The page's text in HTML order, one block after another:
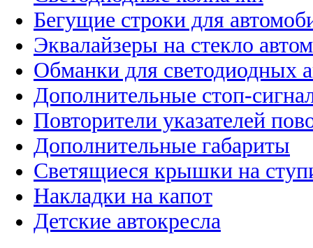
Бегущие строки для
Эквалайзеры на стекло
Обманки для светодиодных
Дополнительные стоп-
Повторители указателей
Дополнительные габариты
Светящиеся крышки на
Накладки на капот
Детские автокресла